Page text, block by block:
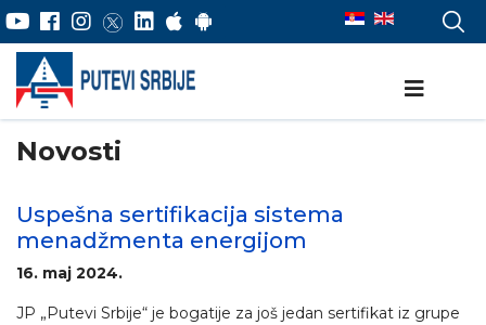
Novosti
Uspešna sertifikacija sistema
menadžmenta energijom
16. maj 2024.
JP „Putevi Srbije“ je bogatije za još jedan sertifikat iz grupe